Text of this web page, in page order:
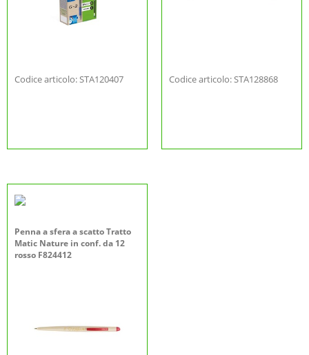
Codice articolo: STA120407 Codice articolo: STA128868
Penna a sfera a scatto Tratto
Matic Nature in conf. da 12
rosso F824412